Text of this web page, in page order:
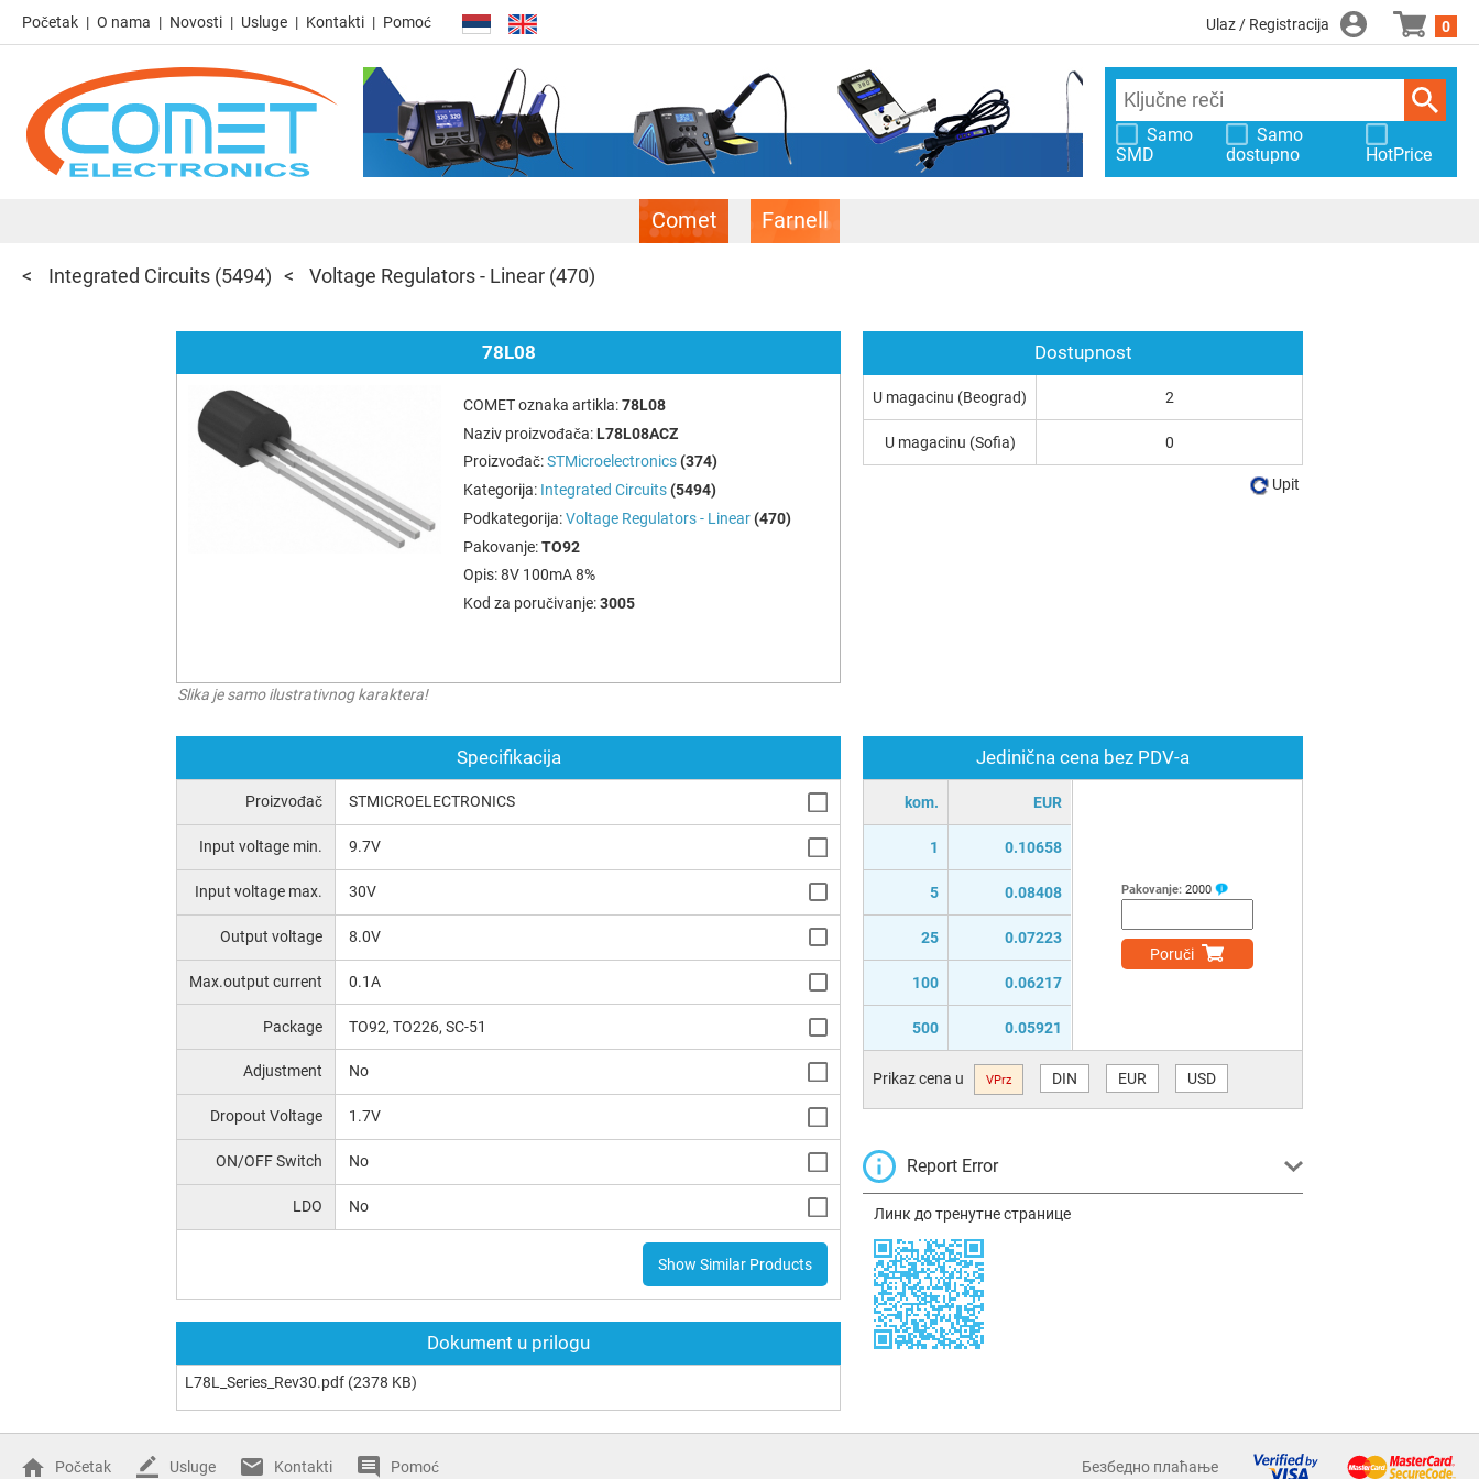
Početak O nama Novosti Usluge Kontakti Pomoć Ulaz / Registracija 0
Samo
SMD
Samo
dostupno
HotPrice
Comet Farnell
Integrated Circuits (5494) Voltage Regulators - Linear (470)
78L08
COMET oznaka artikla:78L08
Naziv proizvođača: L78L08ACZ
Proizvođač:STMicroelectronics (374)
Kategorija: Integrated Circuits (5494)
Podkategorija:Voltage Regulators - Linear (470)
Pakovanje:TO92
Opis:8V 100mA 8%
Kod za poručivanje:3005
Slika je samo ilustrativnog karaktera!
Specifikacija
Proizvođač STMICROELECTRONICS
Input voltage min. 9.7V
Input voltage max. 30V
Output voltage 8.0V
Max.output current 0.1A
Package TO92, TO226, SC-51
Аdjustment No
Dropout Voltage 1.7V
ON/OFF Switch No
LDO No
Show Similar Products
Dokument u prilogu
L78L_Series_Rev30.pdf (2378 KB)
Jedinična cena bez PDV-a
kom. EUR
1 0.10658
5 0.08408
25 0.07223
100 0.06217
500 0.05921
Pakovanje: 2000
Poruči
Prikaz cena u VPrz DIN EUR USD
Report Error
Линк до тренутне странице
Dostupnost
U magacinu (Beograd) 2
U magacinu (Sofia) 0
Upit
Početak Usluge Kontakti Pomoć Безбедно плаћање